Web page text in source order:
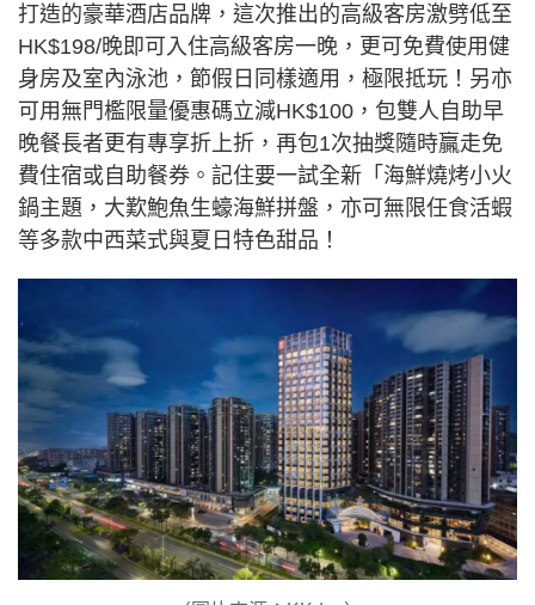
打造的豪華酒店品牌，這次推出的高級客房激劈低至
HK$198/晚即可入住高級客房一晚，更可免費使用健
身房及室內泳池，節假日同樣適用，極限抵玩！另亦
可用無門檻限量優惠碼立減HK$100，包雙人自助早
晚餐長者更有專享折上折，再包1次抽獎隨時贏走免
費住宿或自助餐券。記住要一試全新「海鮮燒烤小火
鍋主題，大歎鮑魚生蠔海鮮拼盤，亦可無限任食活蝦
等多款中西菜式與夏日特色甜品！